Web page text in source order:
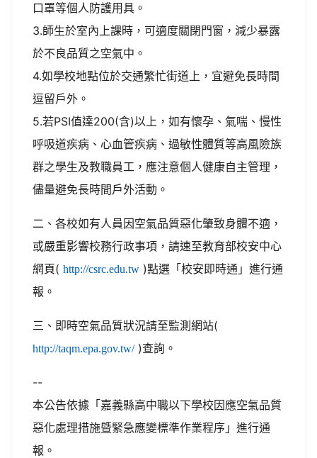
口罩等個人防護用具。
3.師生於室內上課時，可適度關閉門窗，減少暴露
於不良品質之空氣中。
4.如學校地點位於交通繁忙街道上，宜避免長時間
逗留戶外。
5.若PSI值達200(含)以上，如有懷孕、氣喘、慢性
呼吸道疾病、心血管疾病、過敏性體質等高風險族
群之學生及教職員工，應注意個人健康自主管理，
儘量避免長時間戶外活動。
二、各校如有人員因空氣品質惡化肇致身體不適，
或嚴重影響校務行政事項，請速至教育部校安中心
網頁( http://csrc.edu.tw )點選「校安即時通」進行通
報。
三、即時空氣品質狀況請至監測網站(
http://taqm.epa.gov.tw/)查詢。
--
本公告依據「嘉義縣高中職以下學校因應空氣品質
惡化處理措施暨緊急應變標準作業程序」進行通
報。